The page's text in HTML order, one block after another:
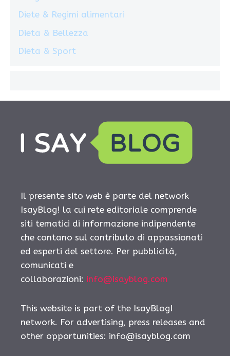
Diete & Regimi alimentari
Dieta & Bellezza
Dieta & Sport
Il presente sito web è parte del network
IsayBlog! la cui rete editoriale comprende
siti tematici di informazione indipendente
che contano sul contributo di appassionati
ed esperti del settore. Per pubblicità,
comunicati e
collaborazioni: info@isayblog.com
This website is part of the IsayBlog!
network. For advertising, press releases and
other opportunities: info@isayblog.com